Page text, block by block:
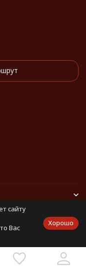
сайта
сайту
Вас
Хорошо